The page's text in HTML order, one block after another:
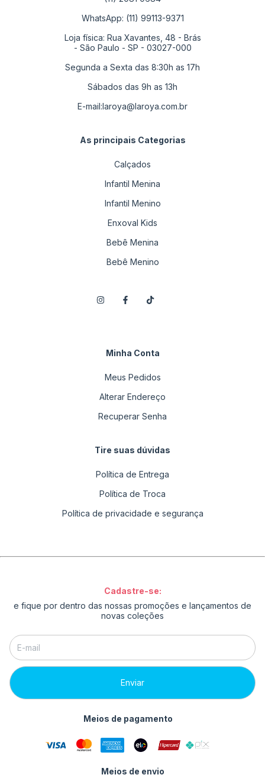
WhatsApp: (11) 99113-9371
Loja física: Rua Xavantes, 48 - Brás
- São Paulo - SP - 03027-000
Segunda a Sexta das 8:30h as 17h
Sábados das 9h as 13h
E-mail:laroya@laroya.com.br
As principais Categorias
Calçados
Infantil Menina
Infantil Menino
Enxoval Kids
Bebê Menina
Bebê Menino
Minha Conta
Meus Pedidos
Alterar Endereço
Recuperar Senha
Tire suas dúvidas
Política de Entrega
Política de Troca
Política de privacidade e segurança
Cadastre-se:
e fique por dentro das nossas promoções e lançamentos de
novas coleções
Meios de pagamento
Meios de envio